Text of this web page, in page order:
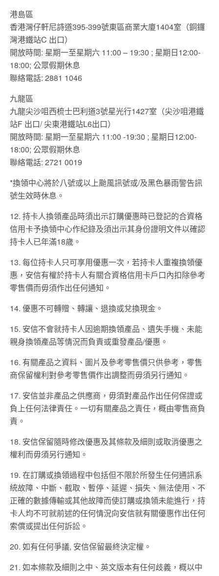
港島區
香港灣仔軒尼詩道395-399號東區商業大廈1404室（銅鑼
灣港鐵站C 出口）
開放時間: 星期一至星期六 11:00 – 19:30 ; 星期日12:00-
18:00; 公眾假期休息
聯絡電話: 2881 1046
九龍區
九龍尖沙咀西梳士巴利道3號星光行1427室（尖沙咀港鐵
站F 出口/ 尖東港鐵站L6出口）
開放時間: 星期一至星期六 11:00 -19:30 ; 星期日12:00-
18:00; 公眾假期休息
聯絡電話: 2721 0019
*換領中心將於八號或以上颱風訊號或/及黑色暴雨警告訊
號生效時休息。
12. 持卡人換領產品時須出示訂購優惠時已登記的合資格
信用卡予換領中心作紀錄及須出示其身份證明文件以確認
持卡人已年滿18歲。
13. 每位持卡人只可享用優惠一次，若持卡人重複換領優
惠，安信有權於持卡人有關合資格信用卡戶口內扣除參考
零售價而毋須作出任何通知。
14. 優惠不可轉贈、轉讓、退換或兌換現金。
15. 安信不會就持卡人因逾期換領產品、遺失手機、未能
親身換領產品等情況而負責或重發產品/優惠。
16. 有關產品之資料、圖片及參考零售價只供參考，零售
商保留權利對參考零售價作出調整而毋須另行通知。
17. 安信並非產品之供應商，毋須對產品作出任何保證或
負上任何法律責任。一切有關產品之責任，概由零售商負
責。
18. 安信保留隨時修改優惠及其條款及細則或取消優惠之
權利而毋須另行通知。
19. 在訂購或換領過程中包括但不限於所發生任何通訊系
統故障、中斷、截取、暫停、延遲、損失、無法使用、不
正確的數據傳輸或其他故障而使訂購或換領未能進行，持
卡人均不可就前述的任何情況向安信就有關優惠作出任何
索償或提出任何訴訟。
20. 如有任何爭議, 安信保留最終決定權。
21. 如本條款及細則之中、英文版本有任何歧義，概以中